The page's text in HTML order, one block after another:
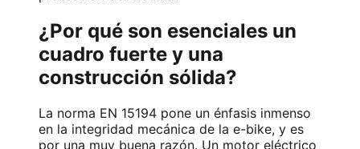
¿Por qué son esenciales un
cuadro fuerte y una
construcción sólida?
La norma EN 15194 pone un énfasis inmenso
en la integridad mecánica de la e-bike, y es
por una muy buena razón. Un motor eléctrico